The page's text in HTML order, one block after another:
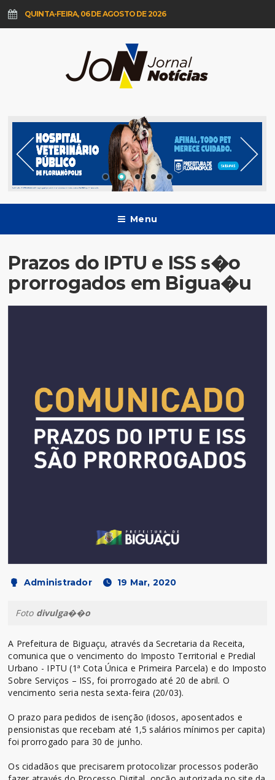
QUINTA-FEIRA, 06 DE AGOSTO DE 2026
Menu
Prazos do IPTU e ISS s�o
prorrogados em Bigua�u
Administrador 19 Mar, 2020
Foto divulga��o
A Prefeitura de Biguaçu, através da Secretaria da Receita,
comunica que o vencimento do Imposto Territorial e Predial
Urbano - IPTU (1ª Cota Única e Primeira Parcela) e do Imposto
Sobre Serviços – ISS, foi prorrogado até 20 de abril. O
vencimento seria nesta sexta-feira (20/03).
O prazo para pedidos de isenção (idosos, aposentados e
pensionistas que recebam até 1,5 salários mínimos per capita)
foi prorrogado para 30 de junho.
Os cidadãos que precisarem protocolizar processos poderão